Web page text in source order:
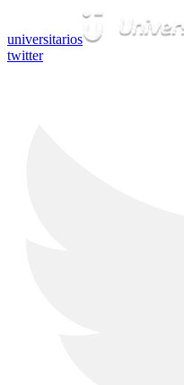
universitarios
twitter